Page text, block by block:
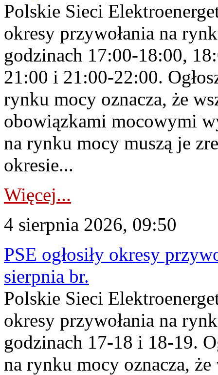
Polskie Sieci
okresy przywołania na
godzinach 17:00-18:00,
21:00 i 21:00-22:00.
rynku mocy oznacza, że
obowiązkami mocowymi
na rynku mocy muszą je
okresie...
Więcej...
4 sierpnia 2026, 09:50
PSE ogłosiły okresy
sierpnia br.
Polskie Sieci
okresy przywołania na
godzinach 17-18 i 18-19.
na rynku mocy oznacza,